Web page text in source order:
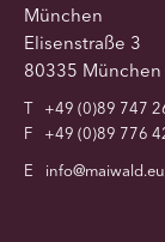
München
Elisenstraße 3
80335 München
T
+49 (0)89 747
F
+49 (0)89 776
E
info@maiwald.eu